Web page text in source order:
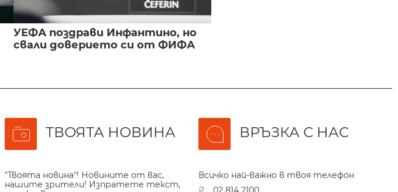
УЕФА поздрави Инфантино, но
свали доверието си от ФИФА
ТВОЯТА НОВИНА
"Твоята новина"! Новините от вас,
нашите зрители! Изпратете текст,
ВРЪЗКА С НАС
Всичко най-важно в твоя телефон